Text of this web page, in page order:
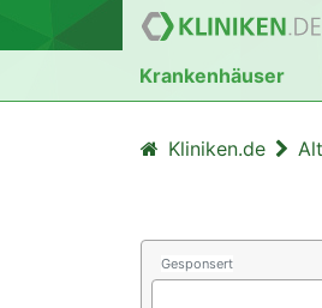
Krankenhäuser
Kliniken.de
Gesponsert